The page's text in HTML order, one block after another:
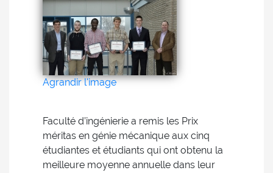
Agrandir l'image
Faculté d’ingénierie a remis les Prix
méritas en génie mécanique aux cinq
étudiantes et étudiants qui ont obtenu la
meilleure moyenne annuelle dans leur